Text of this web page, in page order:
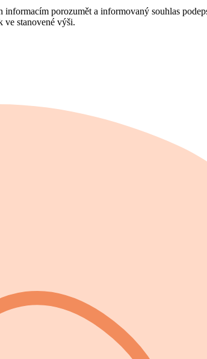
porozumět a informovaný souhlas
ve stanovené výši.